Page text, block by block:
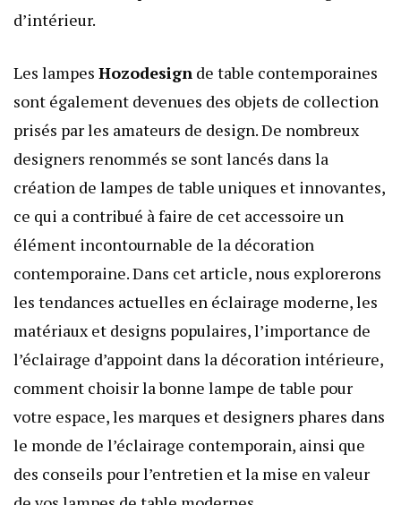
d’intérieur.
Les lampes Hozodesign de table contemporaines
sont également devenues des objets de collection
prisés par les amateurs de design. De nombreux
designers renommés se sont lancés dans la
création de lampes de table uniques et innovantes,
ce qui a contribué à faire de cet accessoire un
élément incontournable de la décoration
contemporaine. Dans cet article, nous explorerons
les tendances actuelles en éclairage moderne, les
matériaux et designs populaires, l’importance de
l’éclairage d’appoint dans la décoration intérieure,
comment choisir la bonne lampe de table pour
votre espace, les marques et designers phares dans
le monde de l’éclairage contemporain, ainsi que
des conseils pour l’entretien et la mise en valeur